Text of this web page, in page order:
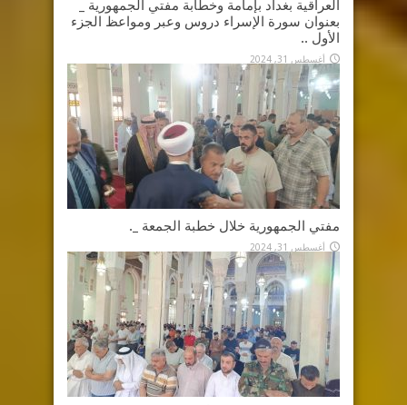
العراقية بغداد بإمامة وخطابة مفتي الجمهورية _
بعنوان سورة الإسراء دروس وعبر ومواعظ الجزء
الأول ..
أغسطس 31, 2024
مفتي الجمهورية خلال خطبة الجمعة _.
أغسطس 31, 2024